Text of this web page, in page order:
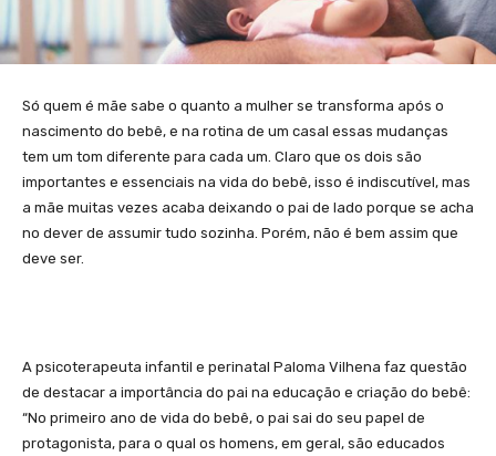
Só quem é mãe sabe o quanto a mulher se transforma após o
nascimento do bebê, e na rotina de um casal essas mudanças
tem um tom diferente para cada um. Claro que os dois são
importantes e essenciais na vida do bebê, isso é indiscutível, mas
a mãe muitas vezes acaba deixando o pai de lado porque se acha
no dever de assumir tudo sozinha. Porém, não é bem assim que
deve ser.
A psicoterapeuta infantil e perinatal Paloma Vilhena faz questão
de destacar a importância do pai na educação e criação do bebê:
“No primeiro ano de vida do bebê, o pai sai do seu papel de
protagonista, para o qual os homens, em geral, são educados